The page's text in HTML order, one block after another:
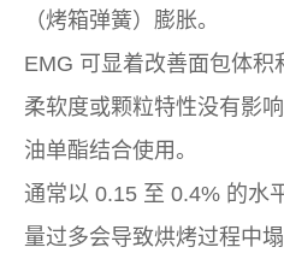
（烤箱弹簧）膨胀。
EMG 可显着改善面包体积
柔软度或颗粒特性没有影
油单酯结合使用。
通常以 0.15 至 0.4% 的水
量过多会导致烘烤过程中